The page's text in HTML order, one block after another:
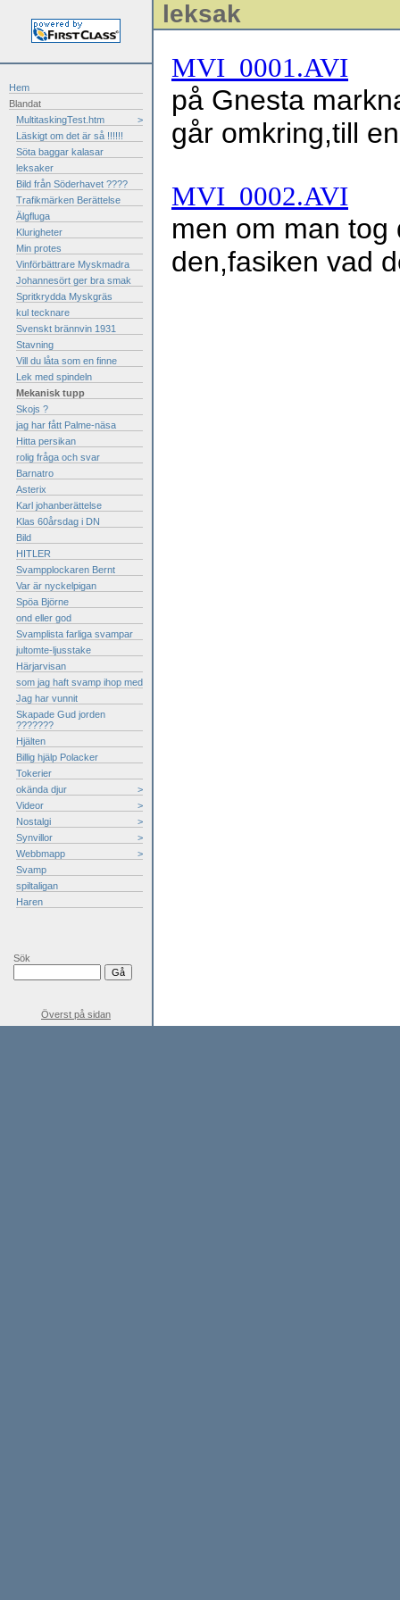
Hem
Blandat
MultitaskingTest.htm
>
Läskigt om det är så !!!!!!
Söta baggar kalasar
leksaker
Bild från Söderhavet ????
Trafikmärken Berättelse
Älgfluga
Klurigheter
Min protes
Vinförbättrare Myskmadra
Johannesört ger bra smak
Spritkrydda Myskgräs
kul tecknare
Svenskt brännvin 1931
Stavning
Vill du låta som en finne
Lek med spindeln
Mekanisk tupp
Skojs ?
jag har fått Palme-näsa
Hitta persikan
rolig fråga och svar
Barnatro
Asterix
Karl johanberättelse
Klas 60årsdag i DN
Bild
HITLER
Svampplockaren Bernt
Var är nyckelpigan
Spöa Björne
ond eller god
Svamplista farliga svampar
jultomte-ljusstake
Härjarvisan
som jag haft svamp ihop med
Jag har vunnit
Skapade Gud jorden
???????
Hjälten
Billig hjälp Polacker
Tokerier
okända djur
>
Videor
>
Nostalgi
>
Synvillor
>
Webbmapp
>
Svamp
spiltaligan
Haren
Sök
leksak
MVI_0001.AVI
på Gnesta
går omkring,till
MVI_0002.AVI
men om man
den,fasiken vad
Överst på sidan